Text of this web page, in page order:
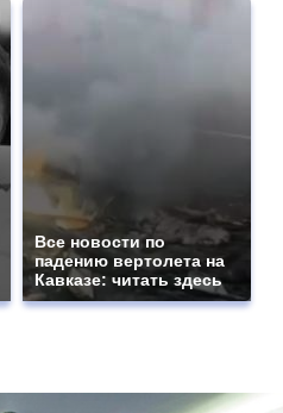
Все новости по
падению вертолета на
Кавказе: читать здесь